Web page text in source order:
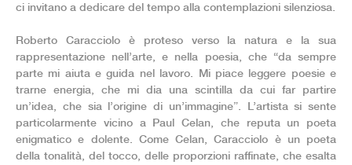
ci invitano a dedicare del tempo alla contemplazioni silenziosa.
Roberto Caracciolo è proteso verso la natura e la sua
rappresentazione nell’arte, e nella poesia, che “da sempre
parte mi aiuta e guida nel lavoro. Mi piace leggere poesie e
trarne energia, che mi dia una scintilla da cui far partire
un’idea, che sia l’origine di un’immagine”. L’artista si sente
particolarmente vicino a Paul Celan, che reputa un poeta
enigmatico e dolente. Come Celan, Caracciolo è un poeta
della tonalità, del tocco, delle proporzioni raffinate, che esalta